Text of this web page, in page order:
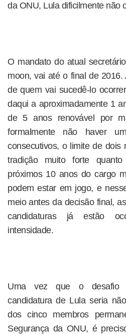
da ONU, Lula dificilmente não
O mandato do atual
moon, vai até o final de
de quem vai sucedê-lo
daqui a aproximadamente 1
de 5 anos renovável por
formalmente não haver
consecutivos, o limite de dois
tradição muito forte
próximos 10 anos do cargo
podem estar em jogo, e
meio antes da decisão final,
candidaturas já estão
intensidade.
Uma vez que o desafio
candidatura de Lula seria
dos cinco membros
Segurança da ONU, é